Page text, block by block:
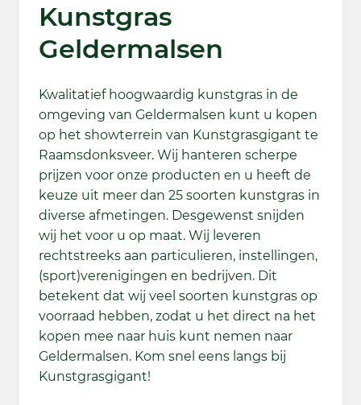
Kunstgras
Geldermalsen
Kwalitatief hoogwaardig kunstgras in de
omgeving van Geldermalsen kunt u kopen
op het showterrein van Kunstgrasgigant te
Raamsdonksveer. Wij hanteren scherpe
prijzen voor onze producten en u heeft de
keuze uit meer dan 25 soorten kunstgras in
diverse afmetingen. Desgewenst snijden
wij het voor u op maat. Wij leveren
rechtstreeks aan particulieren, instellingen,
(sport)verenigingen en bedrijven. Dit
betekent dat wij veel soorten kunstgras op
voorraad hebben, zodat u het direct na het
kopen mee naar huis kunt nemen naar
Geldermalsen. Kom snel eens langs bij
Kunstgrasgigant!